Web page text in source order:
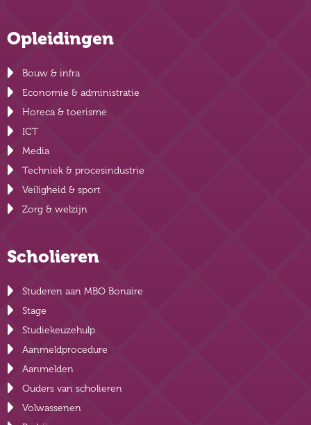
Opleidingen
Bouw & infra
Economie & administratie
Horeca & toerisme
ICT
Media
Techniek & procesindustrie
Veiligheid & sport
Zorg & welzijn
Scholieren
Studeren aan MBO Bonaire
Stage
Studiekeuzehulp
Aanmeldprocedure
Aanmelden
Ouders van scholieren
Volwassenen